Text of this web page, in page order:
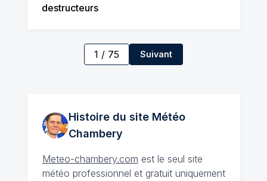
destructeurs
1 / 75 Suivant
Histoire du site Météo
Chambery
Meteo-chambery.com est le seul site
météo professionnel et gratuit uniquement